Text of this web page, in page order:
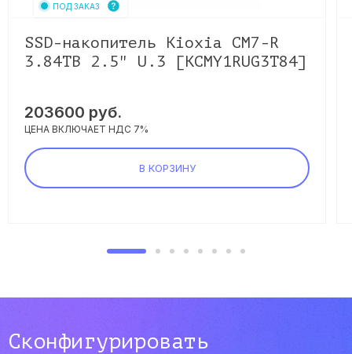
ПОД ЗАКАЗ
SSD-накопитель Kioxia CM7-R
3.84TB 2.5" U.3 [KCMY1RUG3T84]
203600 руб.
ЦЕНА ВКЛЮЧАЕТ НДС 7%
В КОРЗИНУ
Сконфигурировать